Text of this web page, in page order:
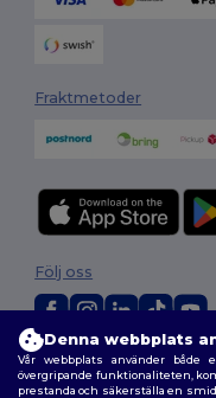
Fraktmetoder
2026. Alla
Allmänna Villkor|Anpassad
Följ oss
Denna webbplats
Vår webbplats använder både
övergripande funktionaliteten,
prestanda och säkerställa en